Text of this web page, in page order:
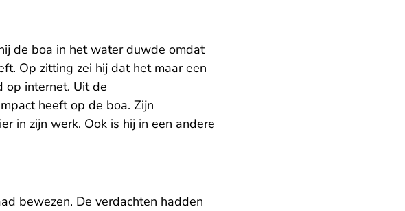
de boa in het water duwde omdat
Op zitting zei hij dat het maar een
op internet. Uit de
heeft op de boa. Zijn
in zijn werk. Ook is hij in een andere
bewezen. De verdachten hadden